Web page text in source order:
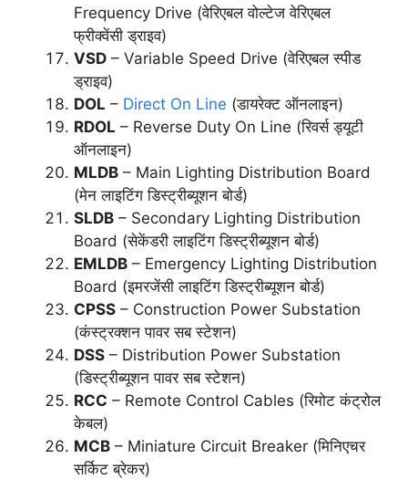
Frequency Drive (वेरिएबल वोल्टेज वेरिएबल
फ्रीक्वेंसी ड्राइव)
VSD – Variable Speed Drive (वेरिएबल स्पीड
ड्राइव)
DOL – Direct On Line (डायरेक्ट ऑनलाइन)
RDOL – Reverse Duty On Line (रिवर्स ड्यूटी
ऑनलाइन)
MLDB – Main Lighting Distribution Board
(मेन लाइटिंग डिस्ट्रीब्यूशन बोर्ड)
SLDB – Secondary Lighting Distribution
Board (सेकेंडरी लाइटिंग डिस्ट्रीब्यूशन बोर्ड)
EMLDB – Emergency Lighting Distribution
Board (इमरजेंसी लाइटिंग डिस्ट्रीब्यूशन बोर्ड)
CPSS – Construction Power Substation
(कंस्ट्रक्शन पावर सब स्टेशन)
DSS – Distribution Power Substation
(डिस्ट्रीब्यूशन पावर सब स्टेशन)
RCC – Remote Control Cables (रिमोट कंट्रोल
केबल)
MCB – Miniature Circuit Breaker (मिनिएचर
सर्किट ब्रेकर)